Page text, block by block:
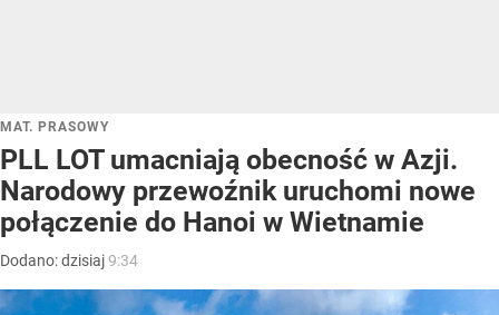
MAT. PRASOWY
PLL LOT umacniają obecność w Azji.
Narodowy przewoźnik uruchomi nowe
połączenie do Hanoi w Wietnamie
Dodano:dzisiaj9:34